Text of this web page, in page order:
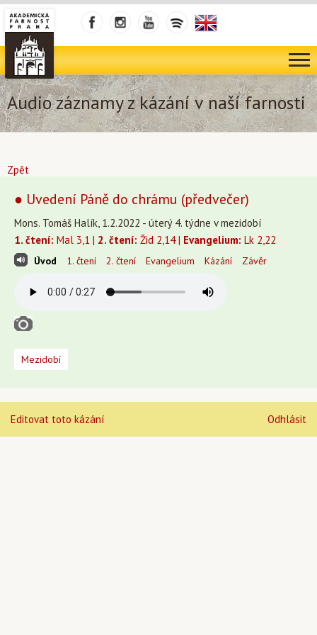
Audio záznamy z kázání v naší farnosti
Zpět
● Uvedení Páně do chrámu (předvečer)
Mons. Tomáš Halík, 1.2.2022 - úterý 4. týdne v mezidobí
1. čtení: Mal 3,1 | 2. čtení: Žid 2,14 | Evangelium: Lk 2,22
Úvod 1. čtení 2. čtení Evangelium Kázání Závěr
Mezidobí
Editovat toto kázání Odhlásit